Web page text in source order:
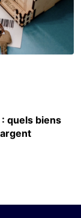
quels biens